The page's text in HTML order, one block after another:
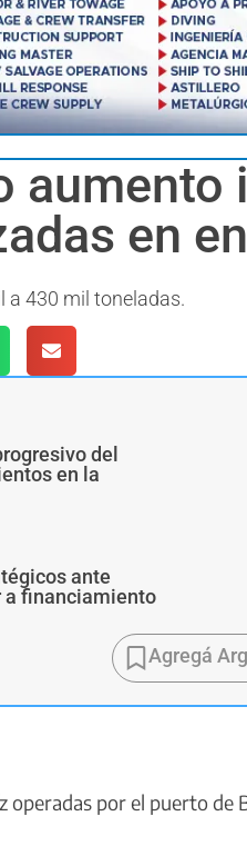
aumento
en
a 430 mil toneladas.
del
en la
ante
a financiamiento
Agregá
por el puerto de